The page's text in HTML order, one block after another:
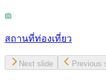
สถานที่ท่องเที่ยว
Next slide Previous